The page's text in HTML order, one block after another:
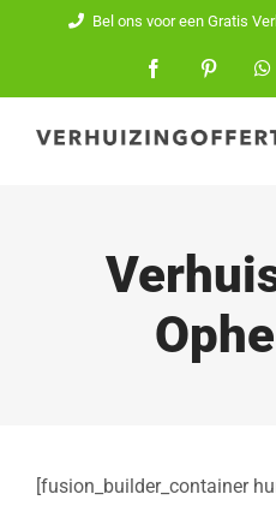
inhoud
Bel ons voor een Gratis
FacebookPinterest
[fusion_builder_container